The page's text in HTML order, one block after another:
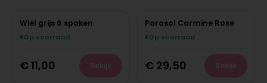
Wiel grijs 6 spaken
Op voorraad
€ 11,00
Parasol Carmine Rose
Op voorraad
€ 29,50